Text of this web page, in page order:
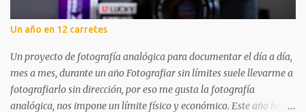
revelas y digitalizas. Todo el proceso me apasiona. Por eso, abrir
una tienda dedicada a la fotografía analógica en Logroño tenía
experiencias. Fotografiando-t no es solo un punto de compra. En
este pequeño pero cuidado...
Un año en 12 carretes
Un proyecto de fotografía analógica para documentar el día a día,
mes a mes, durante un año Fotografiar sin límites suele llevarme a
fotografiarlo sin dirección, por eso me gusta la fotografía
analógica, nos impone un límite físico y económico. Este año he